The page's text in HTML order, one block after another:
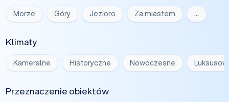
Morze Góry Jezioro Za miastem …
Klimaty
Kameralne Historyczne Nowoczesne
Przeznaczenie obiektów